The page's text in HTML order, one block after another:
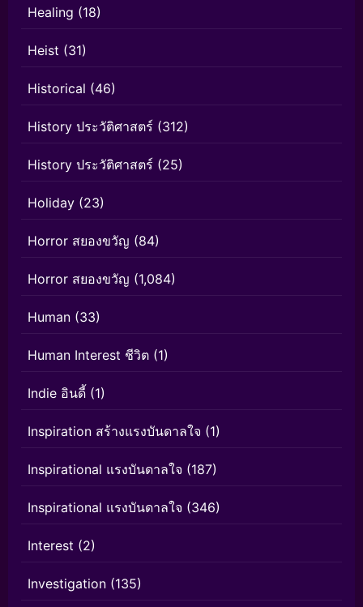
Healing (18)
Heist (31)
Historical (46)
History ประวัติศาสตร์ (312)
History ประวัติศาสตร์ (25)
Holiday (23)
Horror สยองขวัญ (84)
Horror สยองขวัญ (1,084)
Human (33)
Human Interest ชีวิต (1)
Indie อินดี้ (1)
Inspiration สร้างแรงบันดาลใจ (1)
Inspirational แรงบันดาลใจ (187)
Inspirational แรงบันดาลใจ (346)
Interest (2)
Investigation (135)